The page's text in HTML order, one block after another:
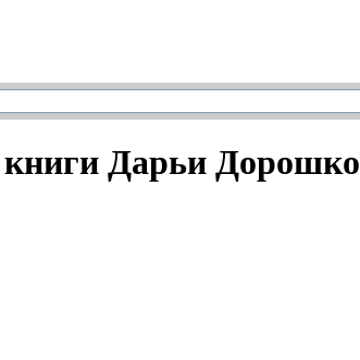
книги Дарьи Дорошко